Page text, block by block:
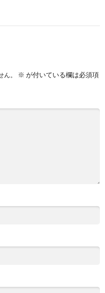
。 ※ が付いている欄は必須項